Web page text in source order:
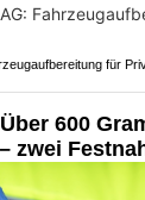
für
600
zwei